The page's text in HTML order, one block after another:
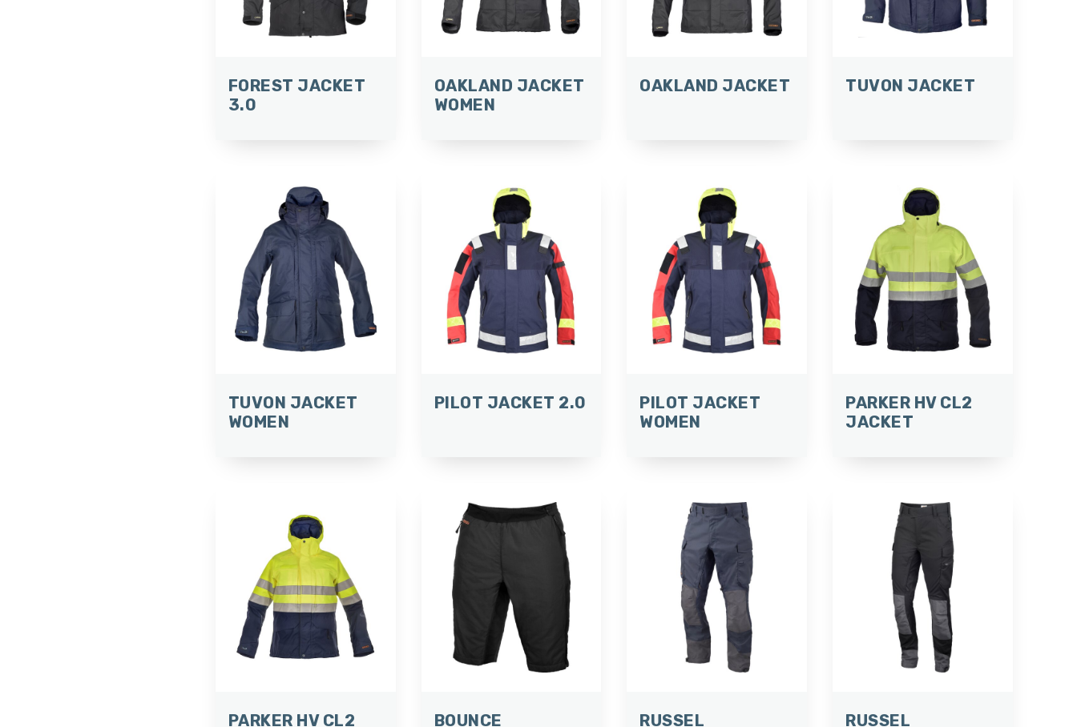
FOREST JACKET
3.0
OAKLAND JACKET
WOMEN
OAKLAND JACKET TUVON JACKET
TUVON JACKET
WOMEN
PILOT JACKET 2.0
PILOT JACKET
WOMEN
PARKER HV CL2
JACKET
PARKER HV CL2
BOUNCE
RUSSEL
RUSSEL